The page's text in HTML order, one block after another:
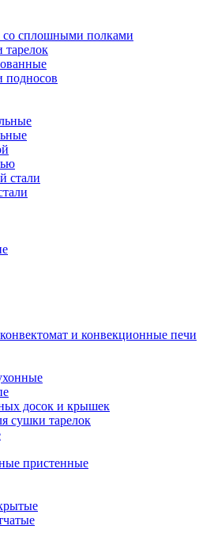
сплошными полками
тарелок
подносов
и конвекционные печи
досок и крышек
сушки тарелок
пристенные